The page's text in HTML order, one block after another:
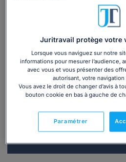
Vous souhaitez une
Consulter
ou appelez le01 75 75 42 33
vendredi)
Juritravail protège votre
Lorsque vous naviguez sur notre
informations pour mesurer l’audience,
avec vous et vous présenter des
autorisant, votre
Vous avez le droit de changer d’avis à
bouton cookie en bas à gauche de
Paramétrer